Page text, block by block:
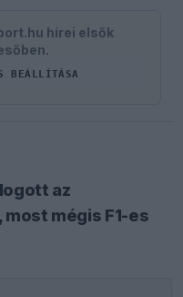
hírei elsők
BEÁLLÍTÁSA
az
mégis F1-es